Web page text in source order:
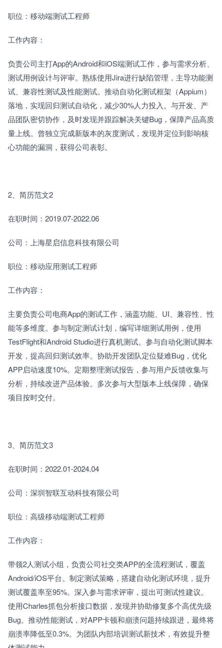
职位：移动端测试工程师
工作内容：
负责公司主打App的Android和iOS端测试工作，参与需求分析、
测试用例设计与评审。熟练使用Jira进行缺陷管理，主导功能测
试、兼容性测试及性能测试。推动自动化测试框架（Appium）
落地，实现回归测试自动化，减少30%人力投入。与开发、产
品团队密切协作，及时发现并跟踪解决关键Bug，保障产品高质
量上线。曾独立完成新版本的灰度测试，发现并定位到影响核
心功能的漏洞，获得公司表彰。
2、简历范文2
在职时间：2019.07-2022.06
公司：上海星启信息科技有限公司
职位：移动应用测试工程师
工作内容：
主要负责公司电商App的测试工作，涵盖功能、UI、兼容性、性
能等多维度。参与制定测试计划，编写详细测试用例，使用
TestFlight和Android Studio进行真机测试。参与自动化测试脚本
开发，提高回归测试效率。协助开发团队定位疑难Bug，优化
APP启动速度10%。定期整理测试报告，参与用户反馈收集与
分析，持续改进产品体验。多次参与大型版本上线保障，确保
项目按时交付。
3、简历范文3
在职时间：2022.01-2024.04
公司：深圳智联互动科技有限公司
职位：高级移动端测试工程师
工作内容：
带领2人测试小组，负责公司社交类APP的全流程测试，覆盖
Android/iOS平台。制定测试策略，搭建自动化测试环境，提升
测试覆盖率至95%。深入参与需求评审，提出可测试性建议。
使用Charles抓包分析接口数据，发现并协助修复多个高优先级
Bug。推动性能测试，对APP卡顿和崩溃问题持续跟进，最终将
崩溃率降低至0.3%。为团队内部培训测试新技术，有效提升整